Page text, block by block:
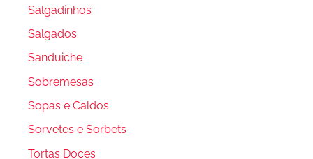
Salgadinhos
Salgados
Sanduiche
Sobremesas
Sopas e Caldos
Sorvetes e Sorbets
Tortas Doces